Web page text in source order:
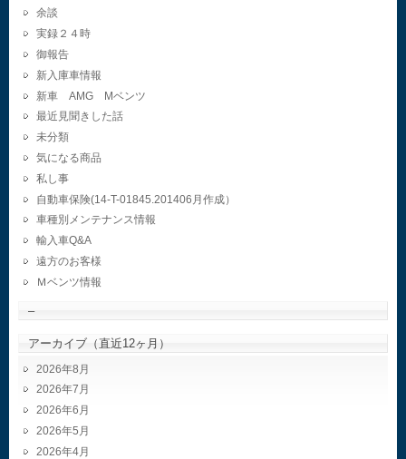
余談
実録２４時
御報告
新入庫車情報
新車 AMG Mベンツ
最近見聞きした話
未分類
気になる商品
私し事
自動車保険(14-T-01845.201406月作成）
車種別メンテナンス情報
輸入車Q&A
遠方のお客様
Ｍベンツ情報
–
アーカイブ（直近12ヶ月）
2026年8月
2026年7月
2026年6月
2026年5月
2026年4月